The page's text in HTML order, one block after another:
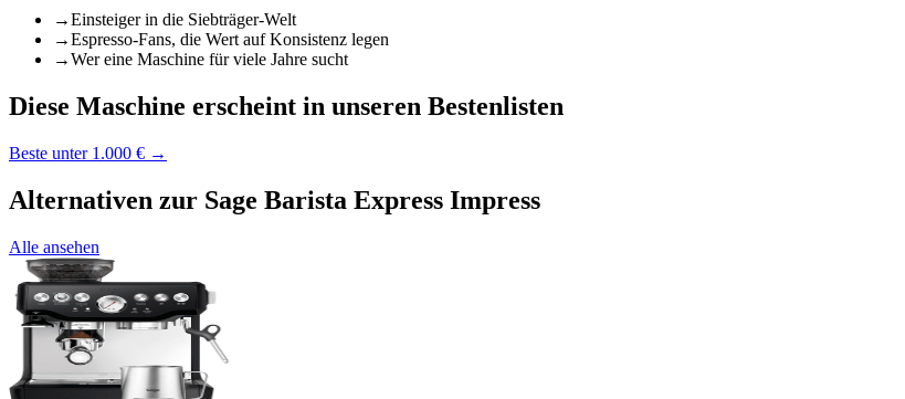
→Einsteiger in die Siebträger-Welt
→Espresso-Fans, die Wert auf Konsistenz legen
→Wer eine Maschine für viele Jahre sucht
Diese Maschine erscheint in unseren Bestenlisten
Beste unter 1.000 € →
Alternativen zur Sage Barista Express Impress
Alle ansehen